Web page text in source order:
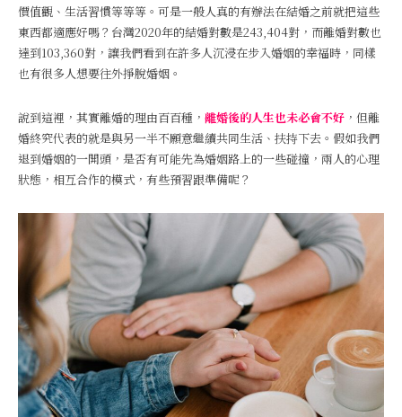
價值觀、生活習慣等等等。可是一般人真的有辦法在結婚之前就把這些
東西都適應好嗎？台灣2020年的結婚對數是243,404對，而離婚對數也
達到103,360對，讓我們看到在許多人沉浸在步入婚姻的幸福時，同樣
也有很多人想要往外掙脫婚姻。
說到這裡，其實離婚的理由百百種， 離婚後的人生也未必會不好 ，但離
婚終究代表的就是與另一半不願意繼續共同生活、扶持下去。假如我們
退到婚姻的一開頭，是否有可能先為婚姻路上的一些碰撞，兩人的心理
狀態，相互合作的模式，有些預習跟準備呢？